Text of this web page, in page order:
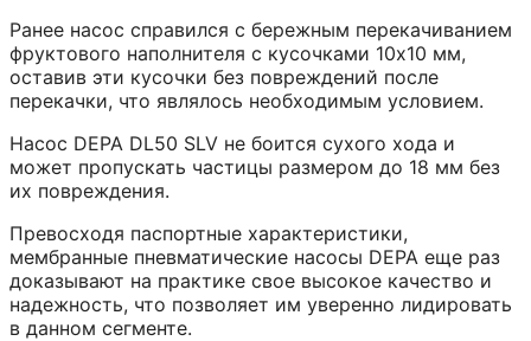
Ранее насос справился с бережным перекачиванием
фруктового наполнителя с кусочками 10х10 мм,
оставив эти кусочки без повреждений после
перекачки, что являлось необходимым условием.
Насос DEPA DL50 SLV не боится сухого хода и
может пропускать частицы размером до 18 мм без
их повреждения.
Превосходя паспортные характеристики,
мембранные пневматические насосы DEPA еще раз
доказывают на практике свое высокое качество и
надежность, что позволяет им уверенно лидировать
в данном сегменте.